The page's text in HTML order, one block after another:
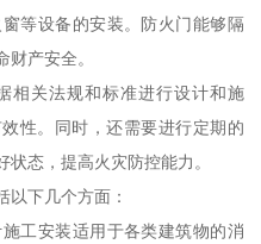
等设备的安装。防火门能够隔
产安全。
相关法规和标准进行设计和施
性。同时，还需要进行定期的
态，提高火灾防控能力。
以下几个方面：
工安装适用于各类建筑物的消